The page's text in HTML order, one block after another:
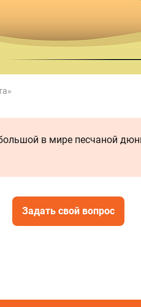
в мире песчаной
Задать свой вопрос